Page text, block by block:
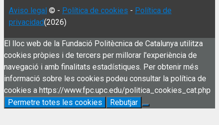
Aviso legal © - Política de cookies - Política de
privacidad(2026)
El lloc web de la Fundació Politècnica de Catalunya utilitza
cookies pròpies i de tercers per millorar l'experiència de
navegació i amb finalitats estadístiques. Per obtenir més
informació sobre les cookies podeu consultar la política de
cookies a https://www.fpc.upc.edu/politica_cookies_cat.php
Permetre totes les cookies
Rebutjar